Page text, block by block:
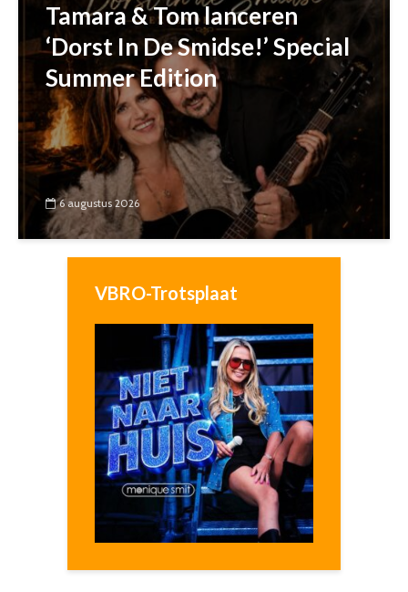
Tamara & Tom lanceren
‘Dorst In De Smidse!’ Special
Summer Edition
6 augustus 2026
VBRO-Trotsplaat